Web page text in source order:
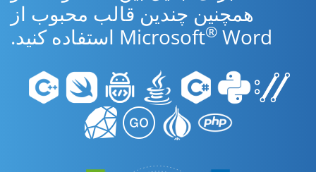
همچنین چندین قالب محبوب از
Microsoft® Word استفاده کنید.